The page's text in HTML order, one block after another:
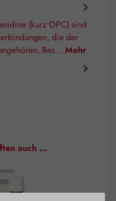
(kurz OPC) sind
die der
Bes… Mehr
auch …